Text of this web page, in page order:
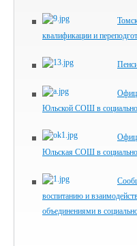
квалификации и
Юльской СОШ в
Юльская СОШ в
воспитанию и
объединениями в